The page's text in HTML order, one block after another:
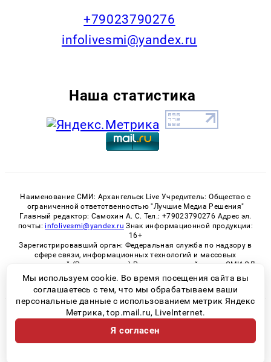
+79023790276
infolivesmi@yandex.ru
Наша статистика
Наименование СМИ: Архангельск Live Учредитель: Общество с
ограниченной ответственностью "Лучшие Медиа Решения"
Главный редактор: Самохин А. С. Тел.: +79023790276 Адрес эл.
почты: infolivesmi@yandex.ru Знак информационной продукции:
16+
Зарегистрировавший орган: Федеральная служба по надзору в
сфере связи, информационных технологий и массовых
коммуникаций (Роскомнадзор) Регистрационный номер СМИ ЭЛ
№ ФС 77 - 82533 от 21.01.2022
© 2026 «Архангельск Live» | Все права защищены
Возрастная категория сайта 16+
Политика конфиденциальности
Мы используем cookie. Во время посещения сайта вы
соглашаетесь с тем, что мы обрабатываем ваши
персональные данные с использованием метрик Яндекс
Метрика, top.mail.ru, LiveInternet.
Я согласен